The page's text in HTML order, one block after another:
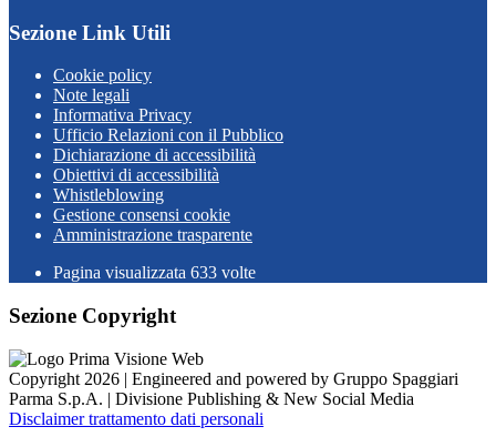
Sezione Link Utili
Cookie policy
Note legali
Informativa Privacy
Ufficio Relazioni con il Pubblico
Dichiarazione di accessibilità
Obiettivi di accessibilità
Whistleblowing
Gestione consensi cookie
Amministrazione trasparente
Pagina visualizzata 633 volte
Sezione Copyright
Copyright 2026 | Engineered and powered by Gruppo Spaggiari
Parma S.p.A. | Divisione Publishing & New Social Media
Disclaimer trattamento dati personali